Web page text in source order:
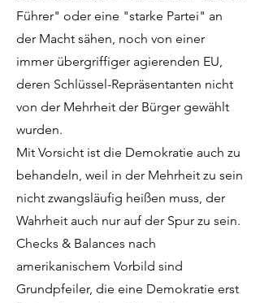
Führer" oder eine "starke Partei" an
der Macht sähen, noch von einer
immer übergriffiger agierenden EU,
deren Schlüssel-Repräsentanten nicht
von der Mehrheit der Bürger gewählt
wurden.
Mit Vorsicht ist die Demokratie auch zu
behandeln, weil in der Mehrheit zu sein
nicht zwangsläufig heißen muss, der
Wahrheit auch nur auf der Spur zu sein.
Checks & Balances nach
amerikanischem Vorbild sind
Grundpfeiler, die eine Demokratie erst